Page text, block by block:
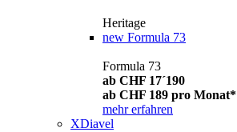
Heritage
new Formula 73
Formula 73
ab CHF 17´190
ab CHF 189 pro Monat*
mehr erfahren
XDiavel